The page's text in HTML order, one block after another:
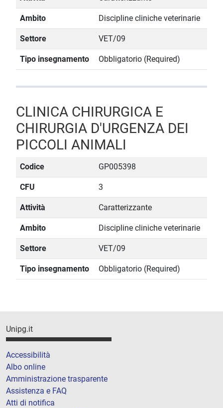
Ambito Discipline cliniche veterinarie
Settore VET/09
Tipo insegnamento Obbligatorio (Required)
CLINICA CHIRURGICA E
CHIRURGIA D'URGENZA DEI
PICCOLI ANIMALI
Codice GP005398
CFU 3
Attività Caratterizzante
Ambito Discipline cliniche veterinarie
Settore VET/09
Tipo insegnamento Obbligatorio (Required)
Unipg.it
Accessibilità
Albo online
Amministrazione trasparente
Assistenza e FAQ
Atti di notifica